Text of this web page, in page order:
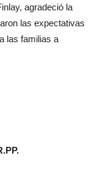
agradeció la
las expectativas
las familias a